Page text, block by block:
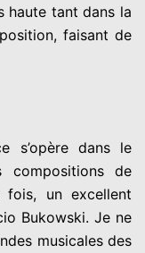
haute tant dans la
faisant de
s’opère dans le
de
fois, un excellent
Bukowski. Je ne
musicales des